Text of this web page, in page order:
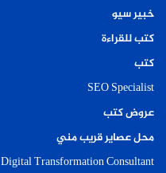
خبير سيو
كتب للقراءة
كتب
SEO Specialist
عروض كتب
محل عصاير قريب مني
Digital Transformation Consultant